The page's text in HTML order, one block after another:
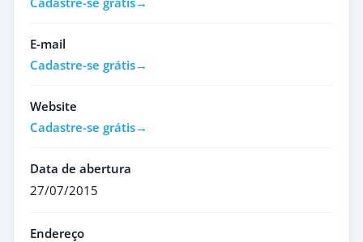
E-mail
Cadastre-se grátis
Website
Cadastre-se grátis
Data de abertura
27/07/2015
Endereço